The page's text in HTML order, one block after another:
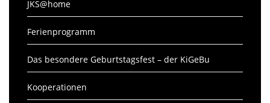
JKS@home
Ferienprogramm
Das besondere Geburtstagsfest – der KiGeBu
Kooperationen